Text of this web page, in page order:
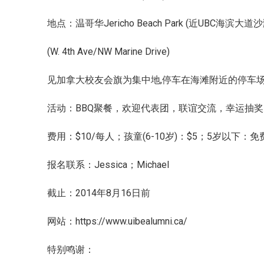
地点：温哥华Jericho Beach Park (近UBC海滨大道
(W. 4th Ave/NW Marine Drive)
见加拿大校友会旗为集中地,停车在海滩附近的停车场
活动：BBQ聚餐，欢迎代表团，联谊交流，幸运抽奖
费用：$10/每人；孩童(6-10岁)：$5；5岁以下：免
报名联系：Jessica；Michael
截止：2014年8月16日前
网站：https://www.uibealumni.ca/
特别鸣谢：